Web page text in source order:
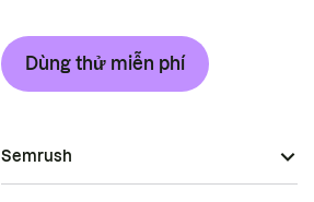
Dùng thử miễn phí
Semrush